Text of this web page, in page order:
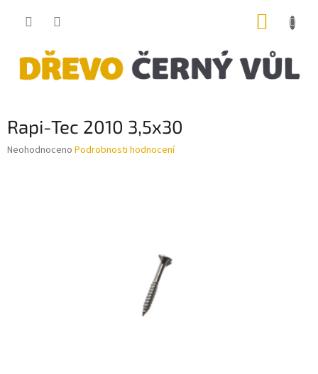
Rapi-Tec 2010 3,5x30
Průměrné
Neohodnoceno Podrobnosti hodnocení